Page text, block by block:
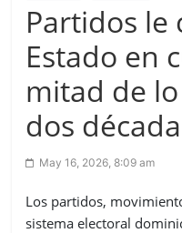
Partidos le
Estado en
mitad de
dos
May 16, 2026, 8:09 am
Los partidos,
sistema electoral